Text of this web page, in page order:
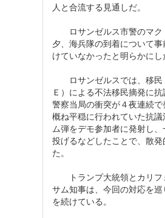
人と合流する見通しだ。
ロサンゼルス市警のマク
夕、海兵隊の到着について
けていなかったと明らかにし
ロサンゼルスでは、移民
Ｅ）による不法移民摘発に
警察当局の衝突が４夜連続
概ね平穏に行われていた抗
ム弾をデモ参加者に発射し
投げるなどしたことで、散
た。
トランプ大統領とカリフ
サム知事は、今回の対応を
を続けている。